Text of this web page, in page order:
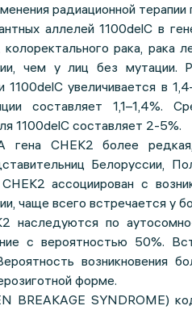
радиационной
аллелей 1100delC в
рака, рака
чем у лиц без
1100delC увеличивается в
составляет 1,1–1,4%.
1100delC составляет 2-5%.
гена CHEK2 более
Белоруссии,
ассоциирован с
чаще всего встречается у
наследуются по
с вероятностью 50%.
возникновения
форме.
BREAKAGE SYNDROME)